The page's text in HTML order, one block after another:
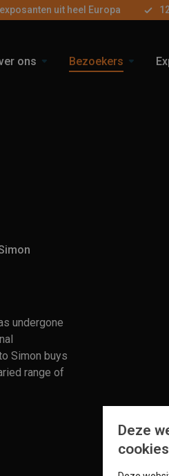
uit heel Europa
ons Bezoekers
undergone
Simon buys
range of
Deze